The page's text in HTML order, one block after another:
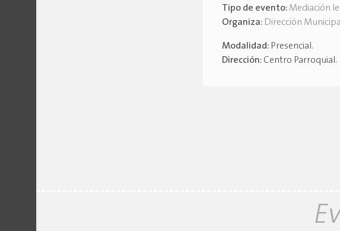
Tipo de evento: Mediación
Organiza: Dirección
Modalidad: Presencial.
Dirección: Centro Parroquial.